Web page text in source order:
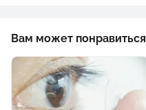
Вам может понравиться